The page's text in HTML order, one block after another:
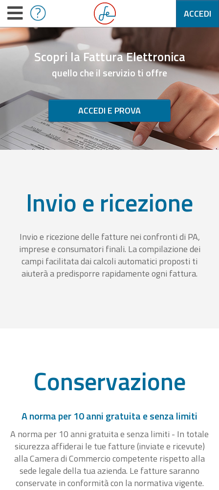
ACCEDI
Scopri la Fattura Elettronica
quello che il servizio ti offre
ACCEDI E PROVA
Invio e ricezione
Invio e ricezione delle fatture nei confronti di PA,
imprese e consumatori finali. La compilazione dei
campi facilitata dai calcoli automatici proposti ti
aiuterà a predisporre rapidamente ogni fattura.
Conservazione
A norma per 10 anni gratuita e senza limiti
A norma per 10 anni gratuita e senza limiti - In totale
sicurezza affiderai le tue fatture (inviate e ricevute)
alla Camera di Commercio competente rispetto alla
sede legale della tua azienda. Le fatture saranno
conservate in conformità con la normativa vigente.